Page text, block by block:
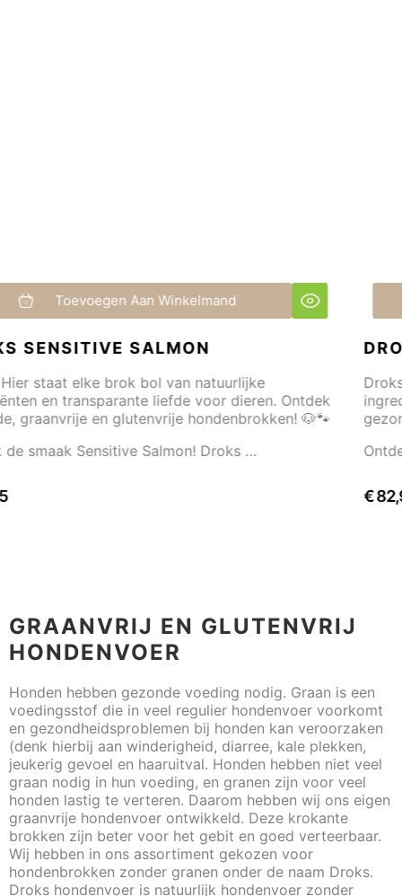
🐶🐾
Toevoegen Aan Winkelmand
DROKS SENSITIVE LAMB
Droks! Hier staat elke brok bol van natuurlijke
ingrediënten en transparante liefde voor
gezonde, graanvrije en glutenvrije
Ontdek de smaak Sensitive Lamb! Droks …
GRAANVRIJ EN GLUTENVRIJ
HONDENVOER
Honden hebben gezonde voeding nodig. Graan is een
voedingsstof die in veel regulier hondenvoer voorkomt
en gezondheidsproblemen bij honden kan veroorzaken
(denk hierbij aan winderigheid, diarree, kale plekken,
jeukerig gevoel en haaruitval. Honden hebben niet veel
graan nodig in hun voeding, en granen zijn voor veel
honden lastig te verteren. Daarom hebben wij ons eigen
graanvrije hondenvoer ontwikkeld. Deze krokante
brokken zijn beter voor het gebit en goed verteerbaar.
Wij hebben in ons assortiment gekozen voor
hondenbrokken zonder granen onder de naam Droks.
Droks hondenvoer is natuurlijk hondenvoer zonder